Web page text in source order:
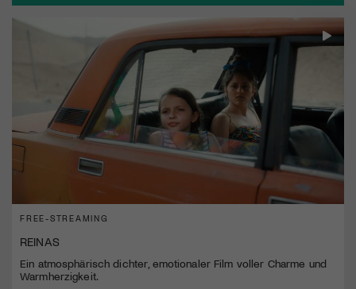
FREE-STREAMING
REINAS
Ein atmosphärisch dichter, emotionaler Film voller Charme und
Warmherzigkeit.